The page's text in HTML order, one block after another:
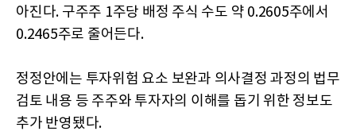
아진다. 구주주 1주당 배정 주식 수도 약 0.2605주에서
0.2465주로 줄어든다.
정정안에는 투자위험 요소 보완과 의사결정 과정의 법무
검토 내용 등 주주와 투자자의 이해를 돕기 위한 정보도
추가 반영됐다.